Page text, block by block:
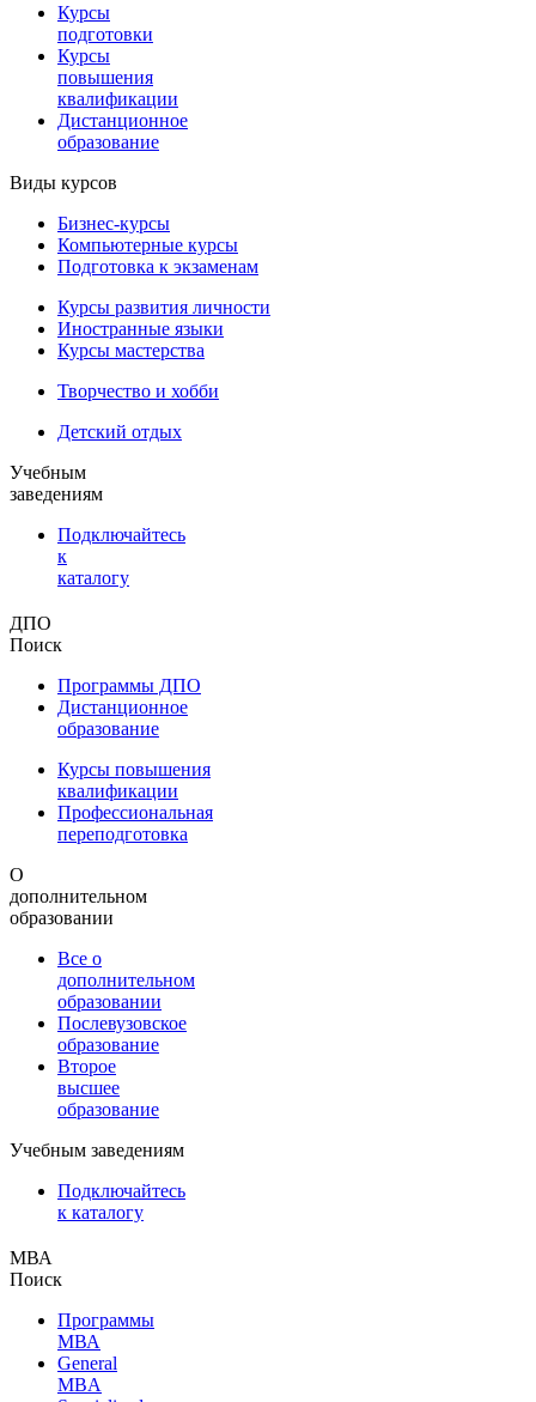
Курсы
подготовки
Курсы
повышения
квалификации
Дистанционное
образование
Виды курсов
Бизнес-курсы
Компьютерные курсы
Подготовка к экзаменам
Курсы развития личности
Иностранные языки
Курсы мастерства
Творчество и хобби
Детский отдых
Учебным
заведениям
Подключайтесь
к
каталогу
ДПО
Поиск
Программы ДПО
Дистанционное
образование
Курсы повышения
квалификации
Профессиональная
переподготовка
О
дополнительном
образовании
Все о
дополнительном
образовании
Послевузовское
образование
Второе
высшее
образование
Учебным заведениям
Подключайтесь
к каталогу
МВА
Поиск
Программы
МВА
General
MBA